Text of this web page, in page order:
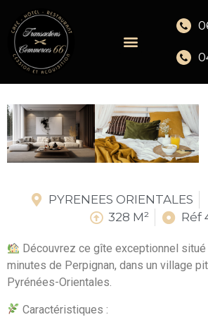
PYRENEES ORIENTALES
328 M²
Réf
Découvrez ce gîte exceptionnel
minutes de Perpignan, dans un village
Pyrénées-Orientales.
Caractéristiques :